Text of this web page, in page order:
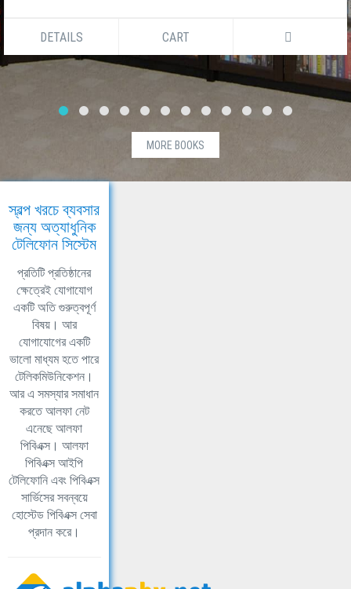
DETAILS CART
MORE BOOKS
স্বল্প খরচে ব্যবসার
জন্য অত্যাধুনিক
টেলিফোন সিস্টেম
প্রতিটি প্রতিষ্ঠানের
ক্ষেত্রেই যোগাযোগ
একটি অতি গুরুত্বপূর্ণ
বিষয়। আর
যোগাযোগের একটি
ভালো মাধ্যম হতে পারে
টেলিকমিউনিকেশন।
আর এ সমস্যার সমাধান
করতে আলফা নেট
এনেছে আলফা
পিবিএক্স। আলফা
পিবিএক্স আইপি
টেলিফোনি এবং পিবিএক্স
সার্ভিসের সবন্বয়ে
হোস্টেড পিবিএক্স সেবা
প্রদান করে।